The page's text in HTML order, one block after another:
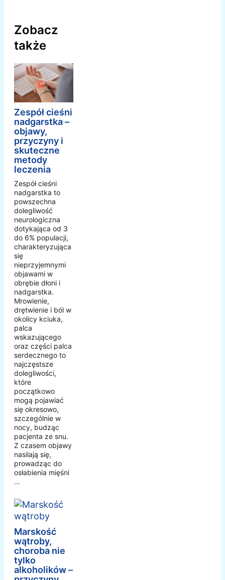
Zobacz
także
Zespół cieśni
nadgarstka –
objawy,
przyczyny i
skuteczne
metody
leczenia
Zespół cieśni
nadgarstka to
powszechna
dolegliwość
neurologiczna
dotykająca od 3
do 6% populacji,
charakteryzująca
się
nieprzyjemnymi
objawami w
obrębie dłoni i
nadgarstka.
Mrowienie,
drętwienie i ból w
okolicy kciuka,
palca
wskazującego
oraz części palca
serdecznego to
najczęstsze
dolegliwości,
które
początkowo
mogą pojawiać
się okresowo,
szczególnie w
nocy, budząc
pacjenta ze snu.
Z czasem objawy
nasilają się,
prowadząc do
osłabienia mięśni
...
Marskość
wątroby,
choroba nie
tylko
alkoholików –